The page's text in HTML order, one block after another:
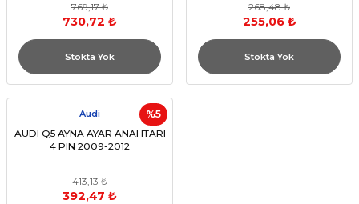
769,17 ₺
730,72 ₺
Stokta Yok
268,48 ₺
255,06 ₺
Stokta Yok
%5
Audi
AUDI Q5 AYNA AYAR ANAHTARI
4 PIN 2009-2012
413,13 ₺
392,47 ₺